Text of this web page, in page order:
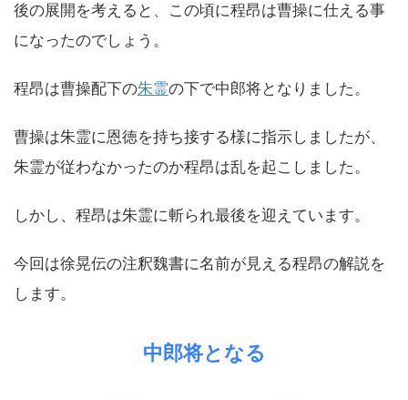
後の展開を考えると、この頃に程昂は曹操に仕える事
になったのでしょう。
程昂は曹操配下の朱霊の下で中郎将となりました。
曹操は朱霊に恩徳を持ち接する様に指示しましたが、
朱霊が従わなかったのか程昂は乱を起こしました。
しかし、程昂は朱霊に斬られ最後を迎えています。
今回は徐晃伝の注釈魏書に名前が見える程昂の解説を
します。
中郎将となる